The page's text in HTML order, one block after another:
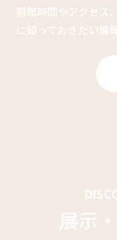
開館時間やアクセス
に知っておきたい情
展示